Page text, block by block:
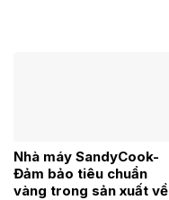
Nhà máy SandyCook-
Đảm bảo tiêu chuẩn
vàng trong sản xuất về